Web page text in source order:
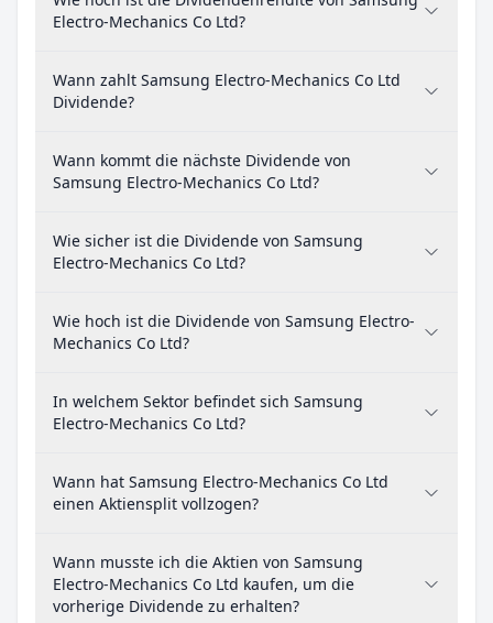
Electro-Mechanics Co Ltd?
Wann zahlt Samsung Electro-Mechanics Co Ltd
Dividende?
Wann kommt die nächste Dividende von
Samsung Electro-Mechanics Co Ltd?
Wie sicher ist die Dividende von Samsung
Electro-Mechanics Co Ltd?
Wie hoch ist die Dividende von Samsung Electro-
Mechanics Co Ltd?
In welchem Sektor befindet sich Samsung
Electro-Mechanics Co Ltd?
Wann hat Samsung Electro-Mechanics Co Ltd
einen Aktiensplit vollzogen?
Wann musste ich die Aktien von Samsung
Electro-Mechanics Co Ltd kaufen, um die
vorherige Dividende zu erhalten?